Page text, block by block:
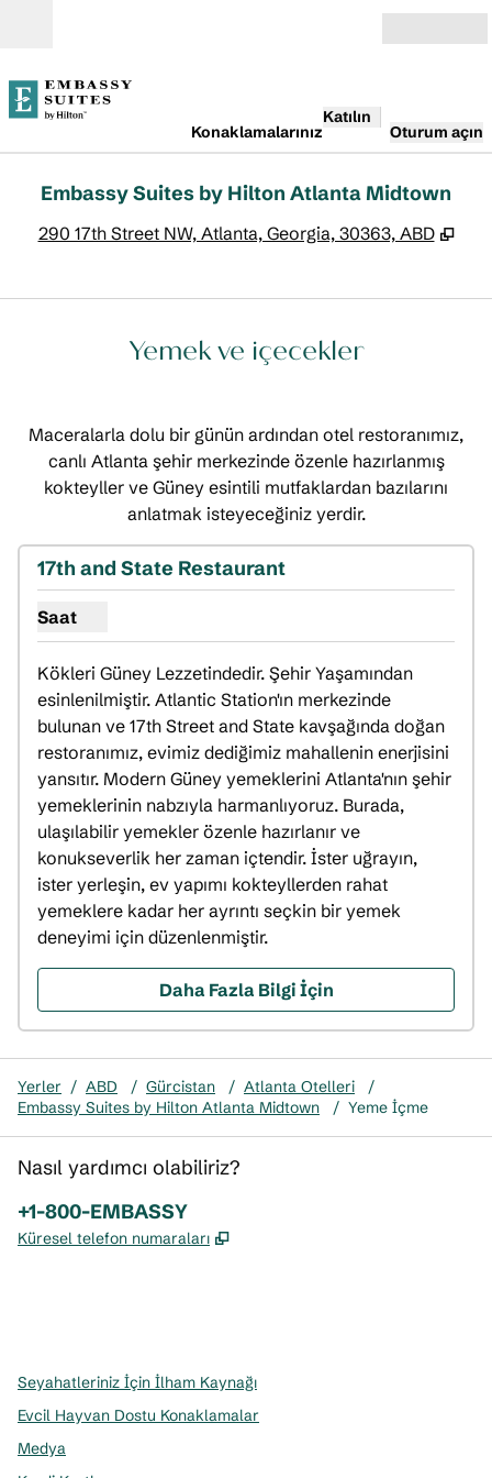
Konaklamalarınız
Katılın
Oturum açın
Embassy Suites by Hilton Atlanta Midtown
290 17th Street NW, Atlanta, Georgia, 30363, ABD ,
Yemek ve içecekler
Maceralarla dolu bir günün ardından otel restoranımız,
canlı Atlanta şehir merkezinde özenle hazırlanmış
kokteyller ve Güney esintili mutfaklardan bazılarını
anlatmak isteyeceğiniz yerdir.
1 / 11
önceki görsel
17th and State Restaurant
Saat
17. ve State Restoran için saatleri göster
Kökleri Güney Lezzetindedir. Şehir Yaşamından
esinlenilmiştir. Atlantic Station'ın merkezinde
bulunan ve 17th Street and State kavşağında doğan
restoranımız, evimiz dediğimiz mahallenin enerjisini
yansıtır. Modern Güney yemeklerini Atlanta'nın şehir
yemeklerinin nabzıyla harmanlıyoruz. Burada,
ulaşılabilir yemekler özenle hazırlanır ve
konukseverlik her zaman içtendir. İster uğrayın,
ister yerleşin, ev yapımı kokteyllerden rahat
yemeklere kadar her ayrıntı seçkin bir yemek
deneyimi için düzenlenmiştir.
Daha Fazla Bilgi İçin
Yerler / ABD / Gürcistan / Atlanta Otelleri
/
Embassy Suites by Hilton Atlanta Midtown
/ Yeme İçme
Nasıl yardımcı olabiliriz?
Telefon:
+1-800-EMBASSY
Küresel telefon numaraları ,
Seyahatleriniz İçin İlham Kaynağı
Evcil Hayvan Dostu Konaklamalar
Medya